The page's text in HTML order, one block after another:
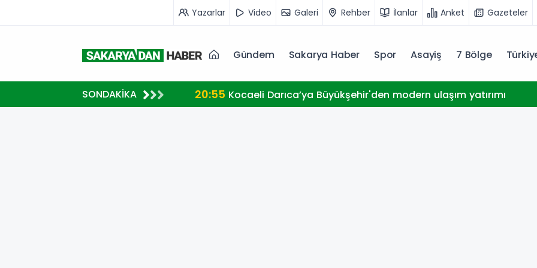
Yazarlar Video Galeri Rehber İlanlar Anket Gazeteler
Gündem Sakarya Haber Spor Asayiş 7 Bölge
SONDAKİKA
sonuç üretecek 20:55 Kocaeli Darıca’ya Büyükşehir'den modern ulaşım yatırımı